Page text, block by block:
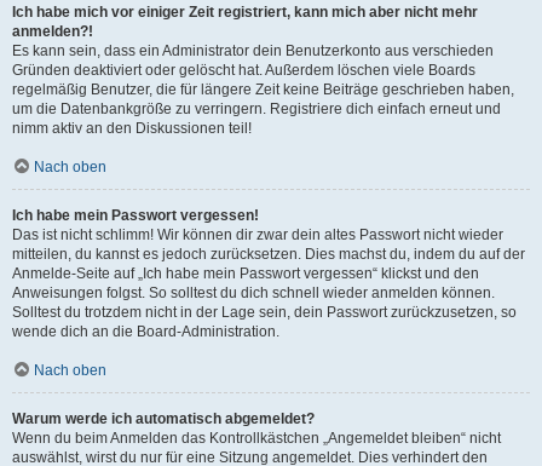
Ich habe mich vor einiger Zeit registriert, kann mich aber nicht mehr
anmelden?!
Es kann sein, dass ein Administrator dein Benutzerkonto aus verschieden
Gründen deaktiviert oder gelöscht hat. Außerdem löschen viele Boards
regelmäßig Benutzer, die für längere Zeit keine Beiträge geschrieben haben,
um die Datenbankgröße zu verringern. Registriere dich einfach erneut und
nimm aktiv an den Diskussionen teil!
Nach oben
Ich habe mein Passwort vergessen!
Das ist nicht schlimm! Wir können dir zwar dein altes Passwort nicht wieder
mitteilen, du kannst es jedoch zurücksetzen. Dies machst du, indem du auf der
Anmelde-Seite auf „Ich habe mein Passwort vergessen“ klickst und den
Anweisungen folgst. So solltest du dich schnell wieder anmelden können.
Solltest du trotzdem nicht in der Lage sein, dein Passwort zurückzusetzen, so
wende dich an die Board-Administration.
Nach oben
Warum werde ich automatisch abgemeldet?
Wenn du beim Anmelden das Kontrollkästchen „Angemeldet bleiben“ nicht
auswählst, wirst du nur für eine Sitzung angemeldet. Dies verhindert den